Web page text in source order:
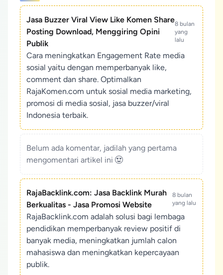
Jasa Buzzer Viral View Like Komen Share
Posting Download, Menggiring Opini
Publik
8 bulan
yang
lalu
Cara meningkatkan Engagement Rate media
sosial yaitu dengan memperbanyak like,
comment dan share. Optimalkan
RajaKomen.com untuk sosial media marketing,
promosi di media sosial, jasa buzzer/viral
Indonesia terbaik.
Belum ada komentar, jadilah yang pertama
mengomentari artikel ini
RajaBacklink.com: Jasa Backlink Murah
Berkualitas - Jasa Promosi Website
8 bulan
yang lalu
RajaBacklink.com adalah solusi bagi lembaga
pendidikan memperbanyak review positif di
banyak media, meningkatkan jumlah calon
mahasiswa dan meningkatkan kepercayaan
publik.